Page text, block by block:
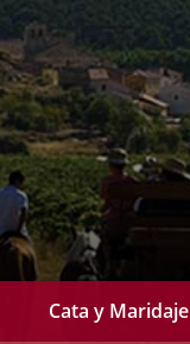
Cata y Maridaje